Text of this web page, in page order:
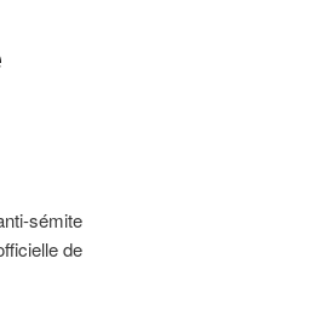
sémite
de